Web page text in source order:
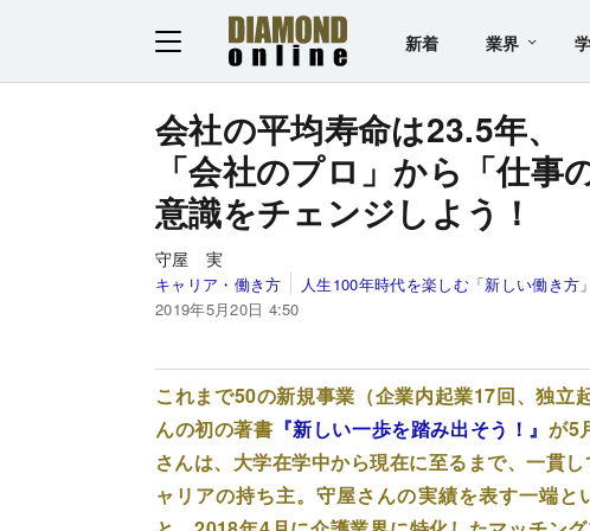
新着 業界
会社の平均寿命は23.5年、
「会社のプロ」から「仕事
意識をチェンジしよう！
守屋 実
キャリア・働き方
人生100年時代を楽しむ「新しい働き方
2019年5月20日 4:50
これまで50の新規事業（企業内起業17回、独立
んの初の著書 『新しい一歩を踏み出そう！』 が5
さんは、大学在学中から現在に至るまで、一貫
ャリアの持ち主。守屋さんの実績を表す一端